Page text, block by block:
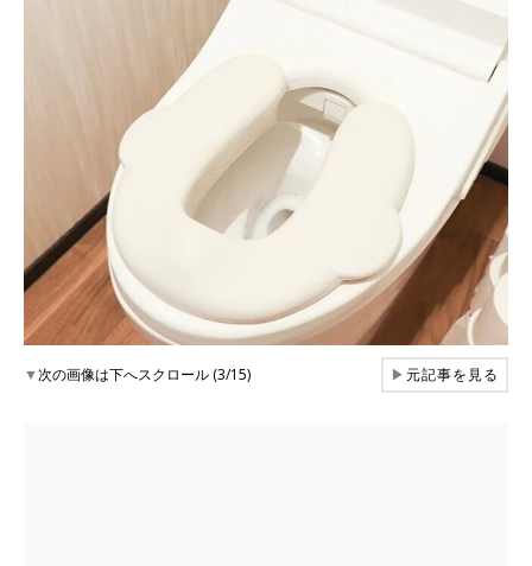
▼次の画像は下へスクロール (3/15) ▶元記事を見る